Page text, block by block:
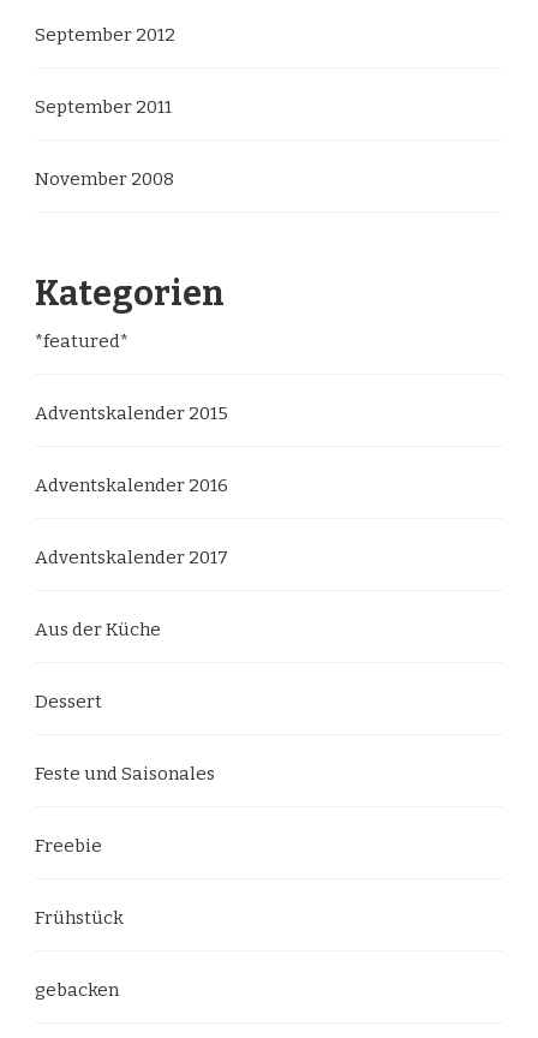
September 2012
September 2011
November 2008
Kategorien
*featured*
Adventskalender 2015
Adventskalender 2016
Adventskalender 2017
Aus der Küche
Dessert
Feste und Saisonales
Freebie
Frühstück
gebacken